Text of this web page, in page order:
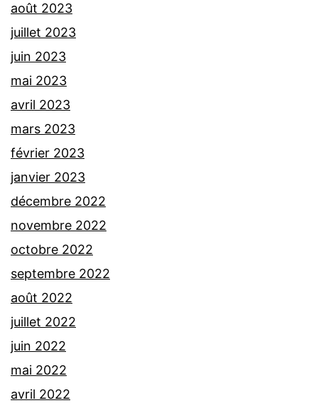
août 2023
juillet 2023
juin 2023
mai 2023
avril 2023
mars 2023
février 2023
janvier 2023
décembre 2022
novembre 2022
octobre 2022
septembre 2022
août 2022
juillet 2022
juin 2022
mai 2022
avril 2022